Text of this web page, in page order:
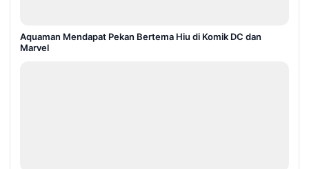
Aquaman Mendapat Pekan Bertema Hiu di Komik DC dan
Marvel